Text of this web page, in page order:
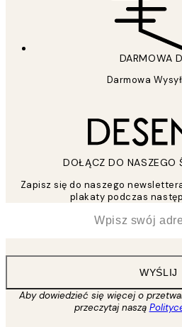
DARMOWA
Darmowa
DOŁĄCZ DO NASZEGO
Zapisz się do naszego
plakaty podczas
WYŚLIJ
Aby dowiedzieć się więcej o
przeczytaj naszą